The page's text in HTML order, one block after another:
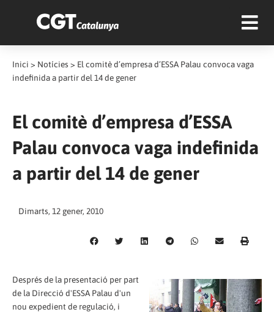
Inici > Notícies > El comitè d’empresa d’ESSA Palau convoca vaga
indefinida a partir del 14 de gener
El comitè d’empresa d’ESSA
Palau convoca vaga indefinida
a partir del 14 de gener
Dimarts, 12 gener, 2010
Després de la presentació per part
de la Direcció d'ESSA Palau d'un
nou expedient de regulació, i